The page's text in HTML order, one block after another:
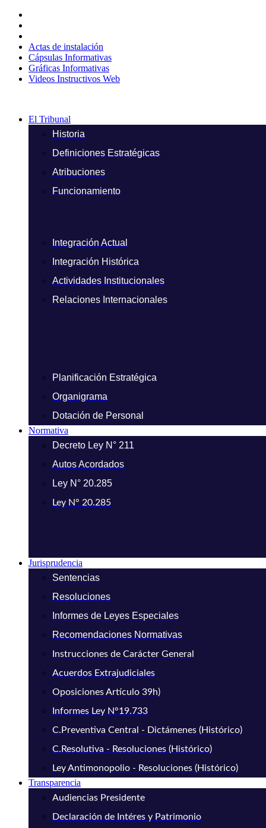
contenido
Actas de instalación
Cápsulas Informativas
Gráficas Informativas
Videos Instructivos Web
El Tribunal
Historia
Definiciones Estratégicas
Atribuciones
Funcionamiento
Integración Actual
Integración Histórica
Actividades Institucionales
Relaciones Internacionales
Planificación Estratégica
Organigrama
Dotación de Personal
Normativa
Decreto Ley N° 211
Autos Acordados
Ley N° 20.285
Ley N° 20.285
Jurisprudencia
Sentencias
Resoluciones
Informes de Leyes Especiales
Recomendaciones Normativas
Instrucciones de Carácter General
Acuerdos Extrajudiciales
Oposiciones Artículo 39h)
Informes Ley N°19.733
C.Preventiva Central - Dictámenes (Histórico)
C.Resolutiva - Resoluciones (Histórico)
Ley Antimonopolio - Resoluciones (Histórico)
Transparencia
Audiencias Presidente
Declaración de Intéres y Patrimonio